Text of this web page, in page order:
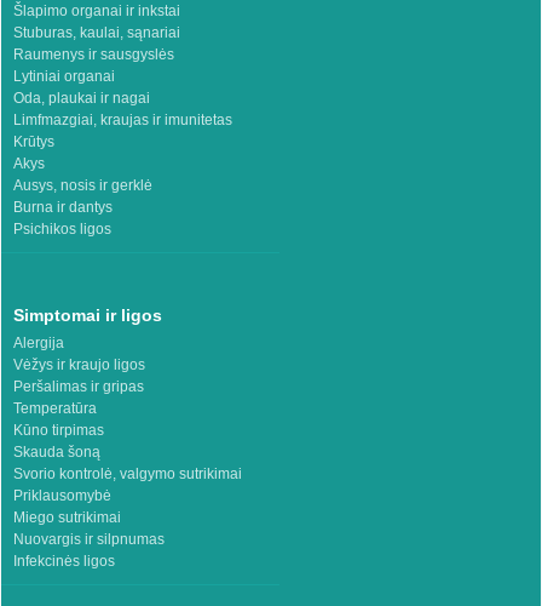
Šlapimo organai ir inkstai
Stuburas, kaulai, sąnariai
Raumenys ir sausgyslės
Lytiniai organai
Oda, plaukai ir nagai
Limfmazgiai, kraujas ir imunitetas
Krūtys
Akys
Ausys, nosis ir gerklė
Burna ir dantys
Psichikos ligos
Simptomai ir ligos
Alergija
Vėžys ir kraujo ligos
Peršalimas ir gripas
Temperatūra
Kūno tirpimas
Skauda šoną
Svorio kontrolė, valgymo sutrikimai
Priklausomybė
Miego sutrikimai
Nuovargis ir silpnumas
Infekcinės ligos